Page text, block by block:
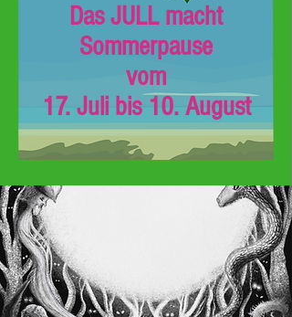
Das JULL macht
Sommerpause
vom
17. Juli bis 10. August